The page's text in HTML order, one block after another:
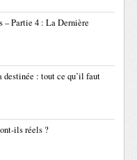
– Partie 4 : La Dernière
destinée : tout ce qu’il faut
ils réels ?